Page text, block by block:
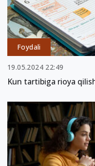
Foydali
19.05.2024 22:49
Kun tartibiga rioya